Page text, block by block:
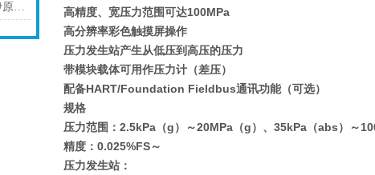
R800 分光比色计/密度计 ihara伊原电子
高精度、宽压力范围可达100MPa
高分辨率彩色触摸屏操作
压力发生站产生从低压到高压的压力
带模块载体可用作压力计（差压）
配备HART/Foundation Fieldbus通讯功能（可选）
规格
压力范围：2.5kPa（g）～20MPa（g）、35kPa（abs）～
精度：0.025%FS～
压力发生站：